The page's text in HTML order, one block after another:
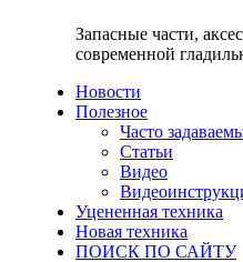
Запасные части,
современной
Новости
Полезное
Часто
Статьи
Видео
Уцененная техника
Новая техника
ПОИСК ПО САЙТУ